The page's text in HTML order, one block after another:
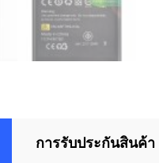
การรับประกันสินค้